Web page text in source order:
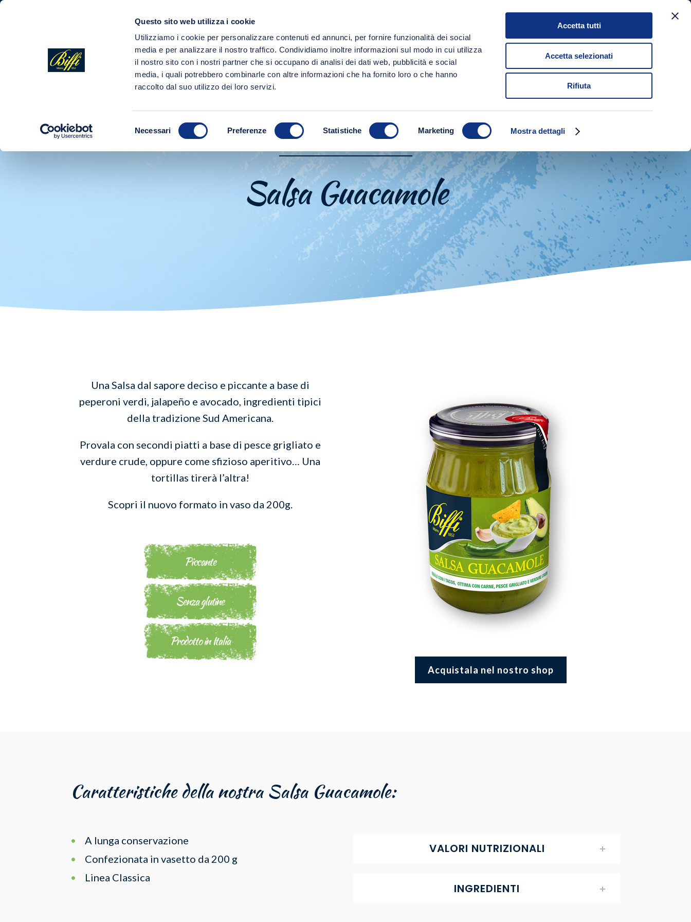
Questo sito web utilizza i cookie
Utilizziamo i cookie per personalizzare contenuti ed annunci, per fornire funzionalità dei social
media e per analizzare il nostro traffico. Condividiamo inoltre informazioni sul modo in cui utilizza
il nostro sito con i nostri partner che si occupano di analisi dei dati web, pubblicità e social
media, i quali potrebbero combinarle con altre informazioni che ha fornito loro o che hanno
raccolto dal suo utilizzo dei loro servizi.
Necessari Preferenze Statistiche Marketing Mostra dettagli
Accetta tutti
Accetta selezionati
Rifiuta
AZIENDA PRODOTTI CONTATTACI
IT
SALSE DAL MONDO
Salsa Guacamole
Una Salsa dal sapore deciso e piccante a base di
peperoni verdi, jalapeño e avocado, ingredienti tipici
della tradizione Sud Americana.
Provala con secondi piatti a base di pesce grigliato e
verdure crude, oppure come sfizioso aperitivo… Una
tortillas tirerà l’altra!
Scopri il nuovo formato in vaso da 200g.
Piccante
Senza glutine
Prodotto in Italia
Acquistala nel nostro shop
Caratteristiche della nostra Salsa Guacamole:
A lunga conservazione
Confezionata in vasetto da 200 g
Linea Classica
VALORI NUTRIZIONALI
INGREDIENTI